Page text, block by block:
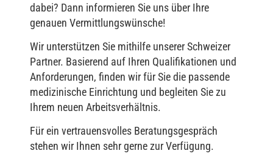
dabei? Dann informieren Sie uns über Ihre
genauen Vermittlungswünsche!
Wir unterstützen Sie mithilfe unserer Schweizer
Partner. Basierend auf Ihren Qualifikationen und
Anforderungen, finden wir für Sie die passende
medizinische Einrichtung und begleiten Sie zu
Ihrem neuen Arbeitsverhältnis.
Für ein vertrauensvolles Beratungsgespräch
stehen wir Ihnen sehr gerne zur Verfügung.